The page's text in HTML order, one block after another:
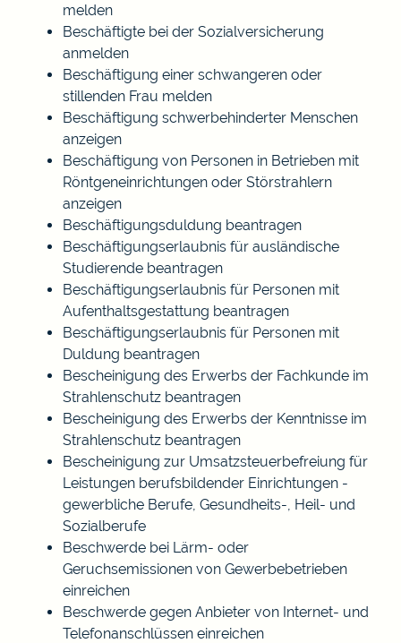
melden
Beschäftigte bei der Sozialversicherung
anmelden
Beschäftigung einer schwangeren oder
stillenden Frau melden
Beschäftigung schwerbehinderter Menschen
anzeigen
Beschäftigung von Personen in Betrieben mit
Röntgeneinrichtungen oder Störstrahlern
anzeigen
Beschäftigungsduldung beantragen
Beschäftigungserlaubnis für ausländische
Studierende beantragen
Beschäftigungserlaubnis für Personen mit
Aufenthaltsgestattung beantragen
Beschäftigungserlaubnis für Personen mit
Duldung beantragen
Bescheinigung des Erwerbs der Fachkunde im
Strahlenschutz beantragen
Bescheinigung des Erwerbs der Kenntnisse im
Strahlenschutz beantragen
Bescheinigung zur Umsatzsteuerbefreiung für
Leistungen berufsbildender Einrichtungen -
gewerbliche Berufe, Gesundheits-, Heil- und
Sozialberufe
Beschwerde bei Lärm- oder
Geruchsemissionen von Gewerbebetrieben
einreichen
Beschwerde gegen Anbieter von Internet- und
Telefonanschlüssen einreichen